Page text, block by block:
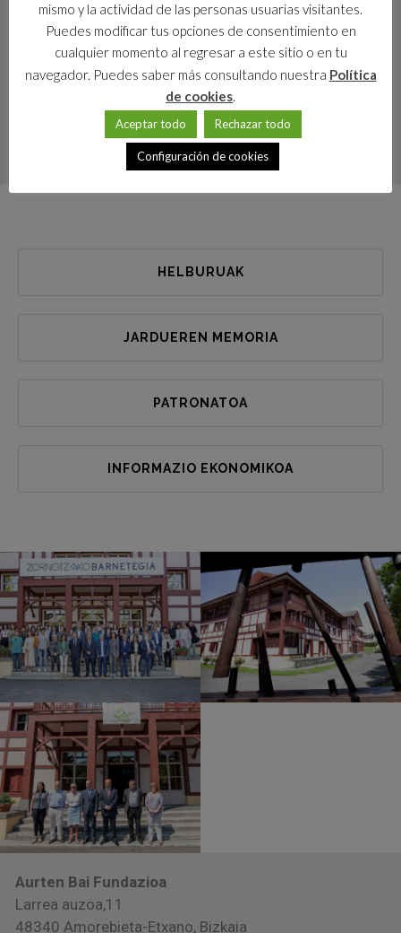
BARNETEGIA
Jarrai iezadazu:
HELBURUAK
JARDUEREN MEMORIA
PATRONATOA
INFORMAZIO EKONOMIKOA
Aurten Bai Fundazioa
Larrea auzoa,11
48340 Amorebieta-Etxano, Bizkaia
mismo y la actividad de las personas usuarias visitantes.
Puedes modificar tus opciones de consentimiento en
cualquier momento al regresar a este sitio o en tu
navegador. Puedes saber más consultando nuestra Política
de cookies.
Aceptar todo Rechazar todo
Configuración de cookies